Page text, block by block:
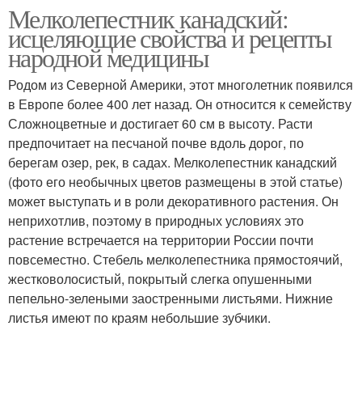
Мелколепестник канадский:
исцеляющие свойства и рецепты
народной медицины
Родом из Северной Америки, этот многолетник появился
в Европе более 400 лет назад. Он относится к семейству
Сложноцветные и достигает 60 см в высоту. Расти
предпочитает на песчаной почве вдоль дорог, по
берегам озер, рек, в садах. Мелколепестник канадский
(фото его необычных цветов размещены в этой статье)
может выступать и в роли декоративного растения. Он
неприхотлив, поэтому в природных условиях это
растение встречается на территории России почти
повсеместно. Стебель мелколепестника прямостоячий,
жестковолосистый, покрытый слегка опушенными
пепельно-зелеными заостренными листьями. Нижние
листья имеют по краям небольшие зубчики.